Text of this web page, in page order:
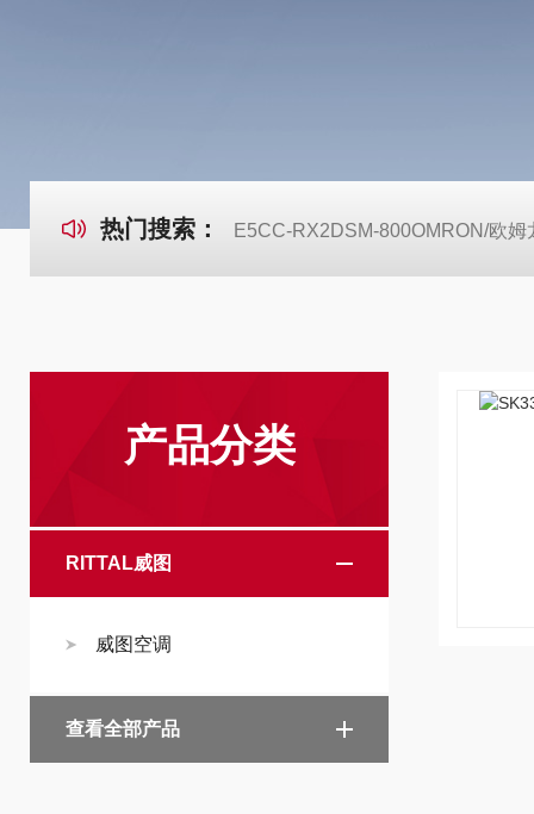
热门搜索： E5CC-RX2DSM-800OMRON/欧
产品分类
RITTAL威图
威图空调
查看全部产品